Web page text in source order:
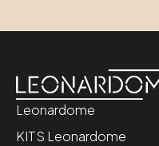
Leonardome
KITS Leonardome